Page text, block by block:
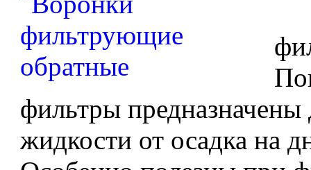
фильтры предназначены
жидкости от осадка на